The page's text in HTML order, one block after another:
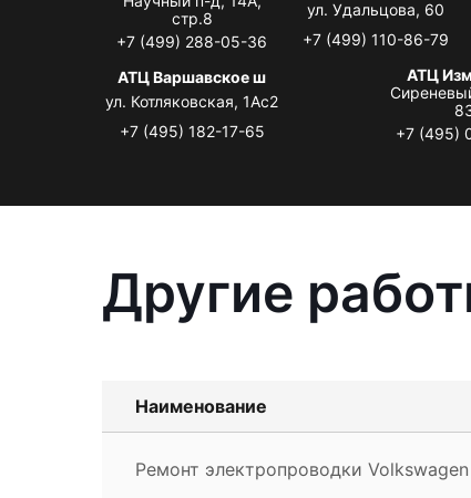
стр.8
+7 (499) 288-05-36
ул. Удальцова, 60
+7 (499) 110-86-79
АТЦ Варшавское ш
ул. Котляковская, 1Ас2
+7 (495) 182-17-65
АТЦ
+7 (495)
Другие
Наименование
Ремонт электропроводки Volkswagen